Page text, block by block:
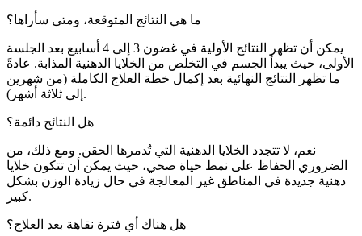
ما هي النتائج المتوقعة، ومتى سأراها؟
يمكن أن تظهر النتائج الأولية في غضون 3 إلى 4 أسابيع بعد الجلسة
الأولى، حيث يبدأ الجسم في التخلص من الخلايا الدهنية المذابة. عادةً
ما تظهر النتائج النهائية بعد إكمال خطة العلاج الكاملة (من شهرين
إلى ثلاثة أشهر).
هل النتائج دائمة؟
نعم، لا تتجدد الخلايا الدهنية التي تُدمرها الحقن. ومع ذلك، من
الضروري الحفاظ على نمط حياة صحي، حيث يمكن أن تتكون خلايا
دهنية جديدة في المناطق غير المعالجة في حال زيادة الوزن بشكل
كبير.
هل هناك أي فترة نقاهة بعد العلاج؟